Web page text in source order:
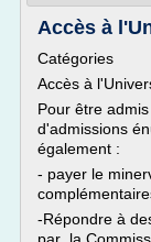
Accès à
Catégories
Accès à
Pour être
d'admissions
également :
- payer le
-Répondre à